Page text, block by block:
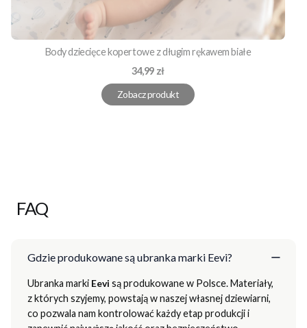
Body dziecięce kopertowe z długim rękawem białe
Cena
34,99 zł
Zobacz produkt
FAQ
Gdzie produkowane są ubranka marki Eevi?
Ubranka marki Eevi są produkowane w Polsce. Materiały,
z których szyjemy, powstają w naszej własnej dziewiarni,
co pozwala nam kontrolować każdy etap produkcji i